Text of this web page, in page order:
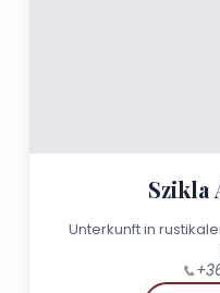
Szikla
Unterkunft in
📞